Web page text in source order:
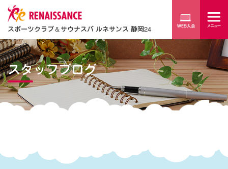
スポーツクラブ＆サウナスパ ルネサンス 静岡24
スタッフブログ